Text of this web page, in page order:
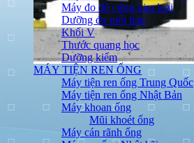
Máy đo độ cứng kim loại
Dưỡng đo mối hàn
Khối V
Thước quang học
Dưỡng kiểm
MÁY TIỆN REN ỐNG
Máy tiện ren ống Trung Quốc
Máy tiện ren ống Nhật Bản
Máy khoan ống
Mũi khoét ống
Máy cán rãnh ống